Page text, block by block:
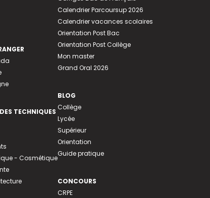
TECHNIQUES
- Cosmétique
Calendrier Parcoursup 2026
Calendrier vacances scolaires
Orientation Post Bac
Orientation Post Collège
Mon master
Grand Oral 2026
BLOG
Collège
Lycée
Supérieur
Orientation
Guide pratique
CONCOURS
CRPE